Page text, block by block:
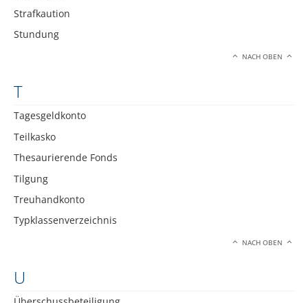
Strafkaution
Stundung
NACH OBEN
T
Tagesgeldkonto
Teilkasko
Thesaurierende Fonds
Tilgung
Treuhandkonto
Typklassenverzeichnis
NACH OBEN
U